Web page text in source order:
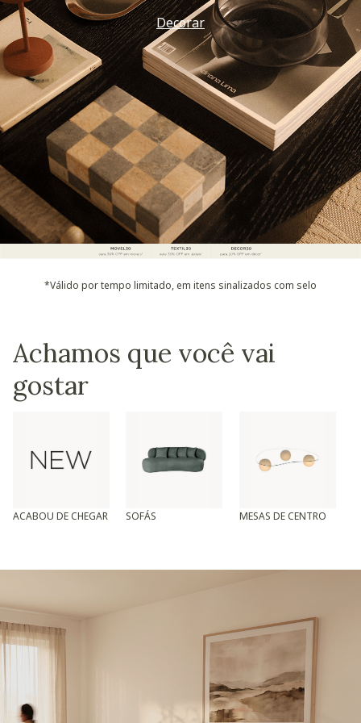
Decorar
*Válido por tempo limitado, em itens sinalizados com selo
Achamos que você vai
gostar
ACABOU DE CHEGAR SOFÁS MESAS DE CENTRO